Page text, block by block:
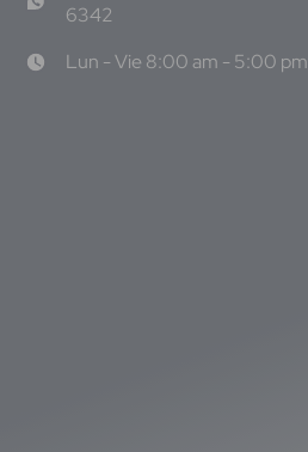
6342
Lun - Vie 8:00 am - 5:00 pm